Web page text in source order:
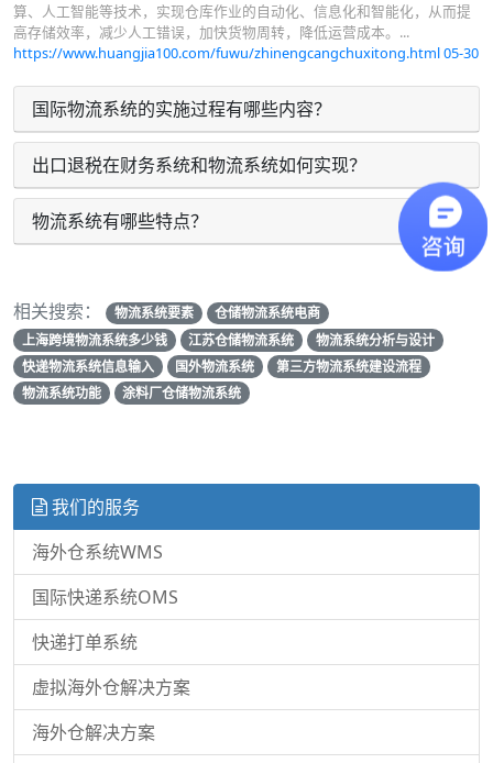
算、人工智能等技术，实现仓库作业的自动化、信息化和智能化，从而提
高存储效率，减少人工错误，加快货物周转，降低运营成本。...
https://www.huangjia100.com/fuwu/zhinengcangchuxitong.html05-30
国际物流系统的实施过程有哪些内容？
出口退税在财务系统和物流系统如何实现？
物流系统有哪些特点？
相关搜索： 物流系统要素
仓储物流系统电商
上海跨境物流系统多少钱
江苏仓储物流系统
物流系统分析与设计
快递物流系统信息输入
国外物流系统
第三方物流系统建设流程
物流系统功能
涂料厂仓储物流系统
我们的服务
海外仓系统WMS
国际快递系统OMS
快递打单系统
虚拟海外仓解决方案
海外仓解决方案